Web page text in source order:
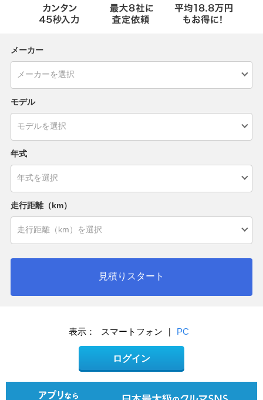
メーカー
モデル
年式
走行距離（km）
見積りスタート
表示： スマートフォン | PC
ログイン